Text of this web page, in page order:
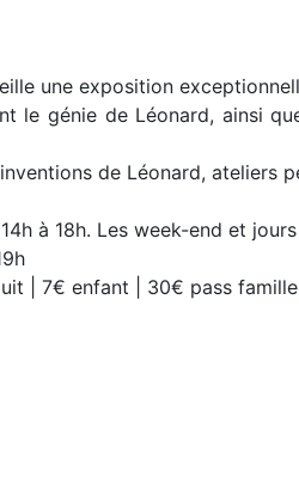
une exposition
génie de Léonard, ainsi
de Léonard, ateliers
à 18h. Les week-end et
| 7€ enfant | 30€ pass